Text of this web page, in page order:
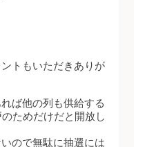
トもいただきありが
ば他の列も供給する
ためだけだと開放し
ので無駄に抽選には